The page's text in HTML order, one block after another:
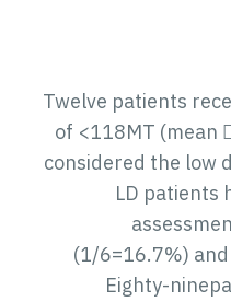
Twelve patients
of <118MT (mean
considered the low
LD patients
(1/6=16.7%)
Eighty-